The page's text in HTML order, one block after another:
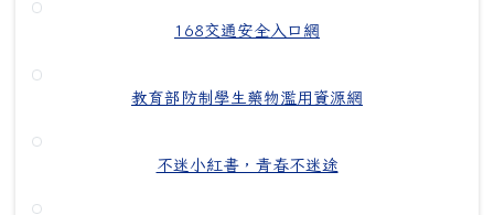
168交通安全入口網
教育部防制學生藥物濫用資源網
不迷小紅書，青春不迷途